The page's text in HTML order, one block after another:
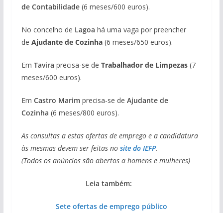
de Contabilidade(6 meses/600 euros).
No concelho de Lagoa há uma vaga por preencher
de Ajudante de Cozinha(6 meses/650 euros).
Em Tavira precisa-se de Trabalhador de Limpezas(7
meses/600 euros).
Em Castro Marimprecisa-se de Ajudante de
Cozinha (6 meses/800 euros).
As consultas a estas ofertas de emprego e a candidatura
às mesmas devem ser feitas no site do IEFP.
(Todos os anúncios são abertos a homens e mulheres)
Leia também:
Sete ofertas de emprego público